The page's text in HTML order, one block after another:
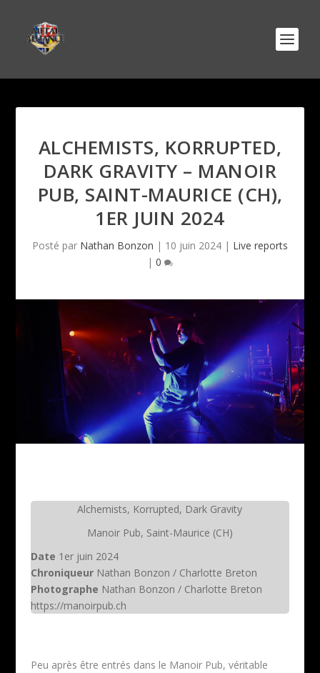
ALCHEMISTS, KORRUPTED,
DARK GRAVITY – MANOIR
PUB, SAINT-MAURICE (CH),
1ER JUIN 2024
Posté par Nathan Bonzon | 10 juin 2024 | Live reports
| 0
Alchemists, Korrupted, Dark Gravity
Manoir Pub, Saint-Maurice (CH)
Date 1er juin 2024
ChroniqueurNathan Bonzon / Charlotte Breton
Photographe Nathan Bonzon / Charlotte Breton
https://manoirpub.ch
Peu après être entrés dans le Manoir Pub, véritable